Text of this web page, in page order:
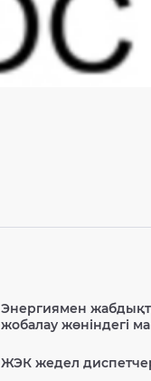
Энергиямен
жобалау жөніндегі
ЖЭК жедел